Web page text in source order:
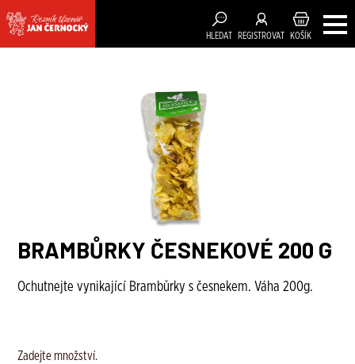
HLEDAT REGISTROVAT KOŠÍK
BRAMBŮRKY ČESNEKOVÉ 200 G
Ochutnejte vynikající Brambůrky s česnekem. Váha 200g.
Zadejte množství.